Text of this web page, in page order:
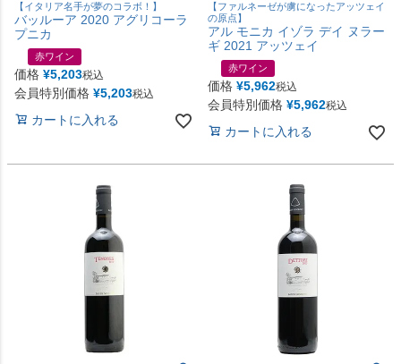
【イタリア名手が夢のコラボ！】
バッルーア 2020 アグリコーラ
プニカ
赤ワイン
価格 ¥5,203税込
会員特別価格 ¥5,203税込
カートに入れる
【ファルネーゼが虜になったアッツェイ
の原点】
アル モニカ イゾラ デイ ヌラー
ギ 2021 アッツェイ
赤ワイン
価格 ¥5,962税込
会員特別価格 ¥5,962税込
カートに入れる